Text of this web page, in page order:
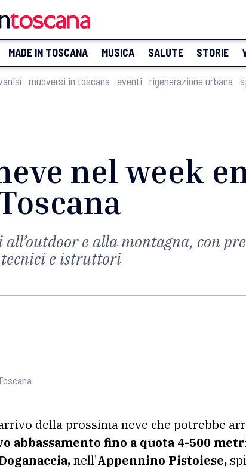
MADE IN TOSCANA MUSICA SALUTE STORIE
muoversi in toscana eventi rigenerazione urbana
nel week
e alla montagna, con
e istruttori
della prossima neve che potrebbe
fino a quota 4-500
nell’Appennino Pistoiese,